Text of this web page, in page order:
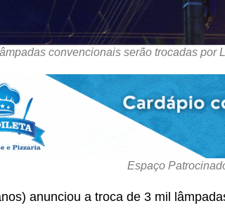
convencionais serão trocadas por
Espaço
anunciou a troca de 3 mil